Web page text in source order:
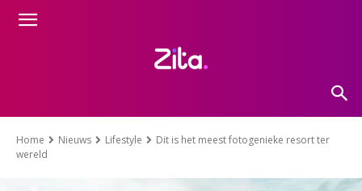
Home Nieuws Lifestyle
Dit is het meest fotogenieke resort ter
wereld